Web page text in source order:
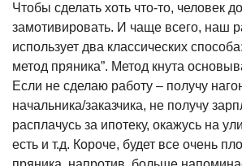
Чтобы сделать хоть что-то, человек
замотивировать. И чаще всего, наш
использует два классических
метод пряника”. Метод кнута
Если не сделаю работу – получу
начальника/заказчика, не получу
расплачусь за ипотеку, окажусь на
есть и т.д. Короче, будет все очень